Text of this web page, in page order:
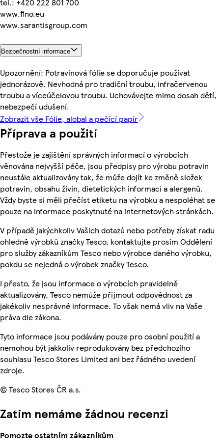
www.fino.eu
www.sarantisgroup.com
Bezpečnostní informace
Upozornění: Potravinová fólie se doporučuje používat
jednorázově. Nevhodná pro tradiční troubu, infračervenou
troubu a víceúčelovou troubu. Uchovávejte mimo dosah dětí,
nebezpečí udušení.
Zobrazit vše Fólie, alobal a pečící papír
Příprava a použití
Přestože je zajištění správných informací o výrobcích
věnována nejvyšší péče, jsou předpisy pro výrobu potravin
neustále aktualizovány tak, že může dojít ke změně složek
potravin, obsahu živin, dietetických informací a alergenů.
Vždy byste si měli přečíst etiketu na výrobku a nespoléhat se
pouze na informace poskytnuté na internetových stránkách.
V případě jakýchkoliv Vašich dotazů nebo potřeby získat radu
ohledně výrobků značky Tesco, kontaktujte prosím Oddělení
pro služby zákazníkům Tesco nebo výrobce daného výrobku,
pokdu se nejedná o výrobek značky Tesco.
I přesto, že jsou informace o výrobcích pravidelně
aktualizovány, Tesco nemůže přijmout odpovědnost za
jakékoliv nesprávné informace. To však nemá vliv na Vaše
práva dle zákona.
Tyto informace jsou podávány pouze pro osobní použití a
nemohou být jakkoliv reprodukovány bez předchozího
souhlasu Tesco Stores Limited ani bez řádného uvedení
zdroje.
© Tesco Stores ČR a.s.
Zatím nemáme žádnou recenzi
Pomozte ostatním zákazníkům